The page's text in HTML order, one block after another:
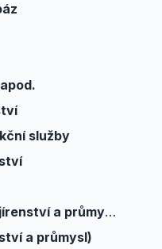
služby
a průmysl)
a průmysl)